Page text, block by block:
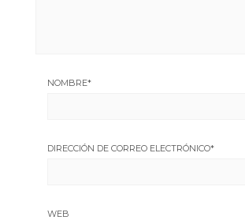
NOMBRE*
DIRECCIÓN DE CORREO ELECTRÓNICO*
WEB